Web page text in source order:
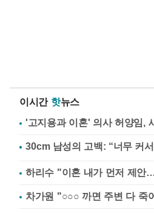
이시간 핫뉴스
'고지용과 이혼' 의사 허양임,
하리수 "이혼 내가 먼저 제안
차가원 "○○○ 까면 주변 다 죽